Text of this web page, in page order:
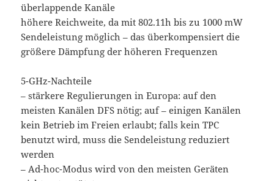
überlappende Kanäle
höhere Reichweite, da mit 802.11h bis zu 1000 mW
Sendeleistung möglich – das überkompensiert die
größere Dämpfung der höheren Frequenzen
5-GHz-Nachteile
– stärkere Regulierungen in Europa: auf den
meisten Kanälen DFS nötig; auf – einigen Kanälen
kein Betrieb im Freien erlaubt; falls kein TPC
benutzt wird, muss die Sendeleistung reduziert
werden
– Ad-hoc-Modus wird von den meisten Geräten